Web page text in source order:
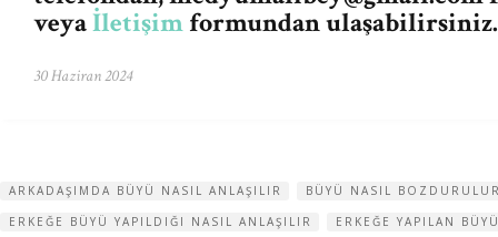
veyaİletişimformundan ulaşabilirsiniz.
30 Haziran 2024
ARKADAŞIMDA BÜYÜ NASIL ANLAŞILIR
BÜYÜ NASIL
ERKEĞE BÜYÜ YAPILDIĞI NASIL ANLAŞILIR
ERKEĞE YAPILAN